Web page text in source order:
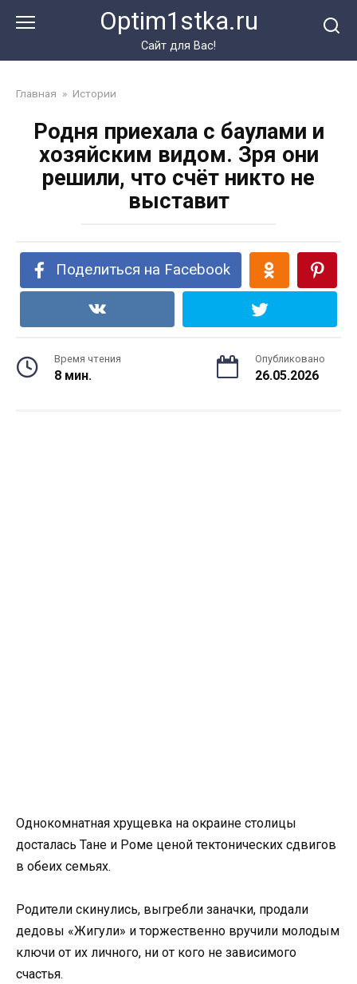
Optim1stka.ru
Сайт для Вас!
Главная » Истории
Родня приехала с баулами и
хозяйским видом. Зря они
решили, что счёт никто не
выставит
Поделиться на Facebook
Время чтения
8 мин.
Опубликовано
26.05.2026
Однокомнатная хрущевка на окраине столицы
досталась Тане и Роме ценой тектонических сдвигов
в обеих семьях.
Родители скинулись, выгребли заначки, продали
дедовы «Жигули» и торжественно вручили молодым
ключи от их личного, ни от кого не зависимого
счастья.